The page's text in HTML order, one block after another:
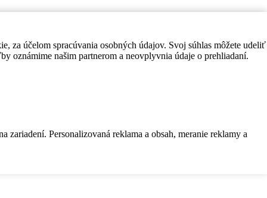
za účelom spracúvania osobných údajov. Svoj súhlas môžete udeliť
oznámime našim partnerom a neovplyvnia údaje o prehliadaní.
Personalizovaná reklama a obsah, meranie reklamy a